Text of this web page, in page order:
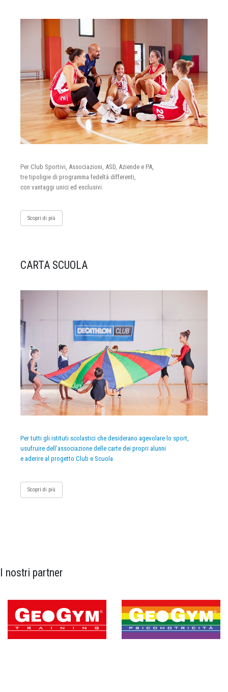
Per Club Sportivi, Associazioni, ASD, Aziende e PA,
tre tipoligie di programma fedeltà differenti,
con vantaggi unici ed esclusivi.
Scopri di più
CARTA SCUOLA
Per tutti gli istituti scolastici che desiderano agevolare lo sport,
usufruire dell’associazione delle carte dei propri alunni
e aderire al progetto Club e Scuola
Scopri di più
I nostri partner